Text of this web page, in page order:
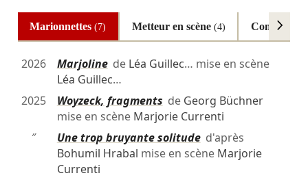
Marionnettes(7) Metteur en scène (4)
2026 Marjolinede Léa Guillec… mise en scène
Léa Guillec…
2025
Woyzeck, fragments de Georg Büchner
mise en scène Marjorie Currenti
″
Une trop bruyante solituded'après
Bohumil Hrabal mise en scène Marjorie
Currenti